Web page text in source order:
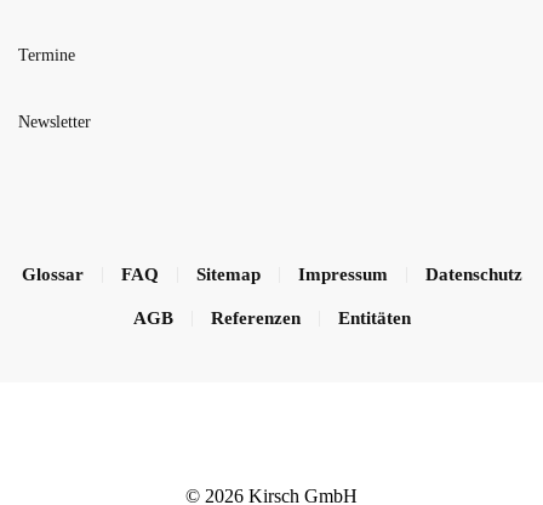
Termine
Newsletter
Glossar FAQ Sitemap Impressum Datenschutz
AGB Referenzen Entitäten
© 2026 Kirsch GmbH